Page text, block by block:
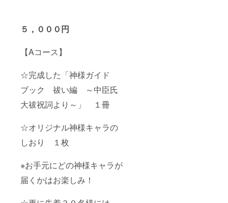
５，０００円
【Aコース】
☆完成した「神様ガイド
ブック 祓い編 ～中臣氏
大祓祝詞より～」 １冊
☆オリジナル神様キャラの
しおり １枚
※お手元にどの神様キャラが
届くかはお楽しみ！